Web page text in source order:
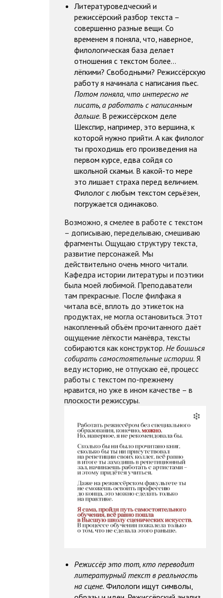
Литературоведческий и
режиссёрский разбор текста –
совершенно разные вещи. Со
временем я поняла, что, наверное,
филологическая база делает
отношения с текстом более…
лёгкими? Свободными? Режиссёрскую
работу я начинала с написания пьес.
Потом поняла, что интересно не
писать, а работать с написанным
дальше. В режиссёрском деле
Шекспир, например, это вершина, к
которой нужно прийти. А как филолог
ты проходишь его произведения на
первом курсе, едва сойдя со
школьной скамьи. В какой-то мере
это лишает страха перед величием.
Филолог с любым текстом серьёзен,
погружается одинаково.
Возможно, я смелее в работе с текстом
– дописываю, переделываю, смешиваю
фрагменты. Ощущаю структуру текста,
развитие персонажей. Мы
действительно очень много читали.
Кафедра истории литературы и поэтики
была моей любимой. Преподаватели
там прекрасные. После филфака я
читала всё, вплоть до этикеток на
продуктах, не могла остановиться. Этот
накопленный объём прочитанного даёт
ощущение лёгкости манёвра, тексты
собираются как конструктор. Не боишься
собирать самостоятельные истории.Я
веду историю, не отпускаю её, процесс
работы с текстом по-прежнему
нравится, но уже в ином качестве – в
плоскости режиссуры.
Режиссёр это тот, кто переводит
литературный текст в реальность
на сцене.Филологи ищут символы,